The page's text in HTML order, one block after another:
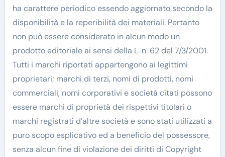
ha carattere periodico essendo aggiornato secondo la
disponibilità e la reperibilità dei materiali. Pertanto
non può essere considerato in alcun modo un
prodotto editoriale ai sensi della L. n. 62 del 7/3/2001.
Tutti i marchi riportati appartengono ai legittimi
proprietari; marchi di terzi, nomi di prodotti, nomi
commerciali, nomi corporativi e società citati possono
essere marchi di proprietà dei rispettivi titolari o
marchi registrati d’altre società e sono stati utilizzati a
puro scopo esplicativo ed a beneficio del possessore,
senza alcun fine di violazione dei diritti di Copyright